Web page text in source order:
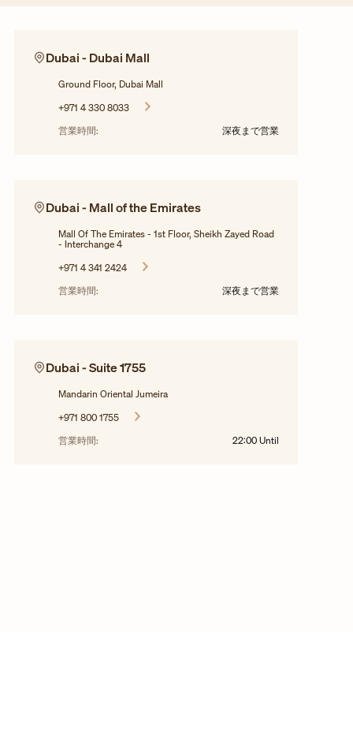
Dubai - Dubai Mall
Ground Floor, Dubai Mall
+971 4 330 8033
営業時間:
深夜まで営業
Dubai - Mall of the Emirates
Mall Of The Emirates - 1st Floor, Sheikh Zayed Road
- Interchange 4
+971 4 341 2424
営業時間:
深夜まで営業
Dubai - Suite 1755
Mandarin Oriental Jumeira
+971 800 1755
営業時間:
22:00 Until